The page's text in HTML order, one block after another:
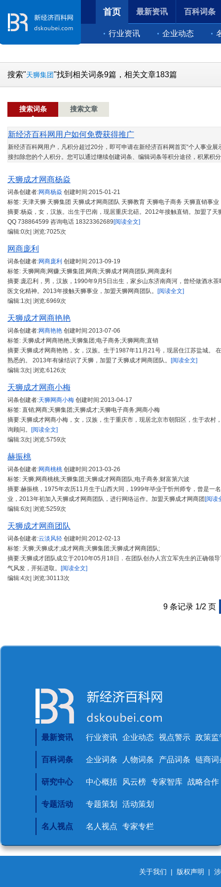
首页
行业资讯 企业动态
最新资讯 百科词条
搜索"天狮集团"找到相关词条9篇，相关文章183篇
搜索词条 搜索文章
新经济百科网用户如何免费获得推广
新经济百科网用户，凡积分超过20分，即可申请在新经济百科网首页“个人事业
接扣除您的个人积分。您可以通过继续创建词条、编辑词条等积分途径，积累积
天狮成才网商杨焱
词条创建者:网商杨焱 创建时间:2015-01-21
标签: 天津天狮 天狮集团 天狮成才网商团队 天狮教育 天狮电子商务 天狮直销事业
摘要:杨焱，女，汉族。出生于巴南，现居重庆北碚。2012年接触直销。加盟了
QQ 738864599 咨询电话 18323362689 [阅读全文]
编辑:0次| 浏览:7025次
网商庞利
词条创建者:网商庞利 创建时间:2013-09-19
标签: 天狮网商;网赚;天狮集团;网商;天狮成才网商团队;网商庞利
摘要:庞忍利，男，汉族，1990年9月5日出生，家乡山东济南商河，曾经做酒水
医文化精神。2013年接触天狮事业，加盟天狮网商团队。
[阅读全文]
编辑:1次| 浏览:6969次
天狮成才网商艳艳
词条创建者:网商艳艳 创建时间:2013-07-06
标签: 天狮成才网商艳艳;天狮集团;电子商务;天狮网商;直销
摘要:天狮成才网商艳艳，女，汉族。生于1987年11月21号，现居住江苏盐城。
熟悉的。 2013年有缘结识了天狮，加盟了天狮成才网商团队。
[阅读全文]
编辑:3次| 浏览:6126次
天狮成才网商小梅
词条创建者:天狮网商小梅 创建时间:2013-04-17
标签: 直销;网商;天狮集团;天狮成才;天狮电子商务;网商小梅
摘要:天狮成才网商小梅，女，汉族，生于重庆市，现居北京市朝阳区，生于农
询顾问。
[阅读全文]
编辑:3次| 浏览:5759次
赫振桃
词条创建者:网商桃桃 创建时间:2013-03-26
标签: 天狮;网商桃桃;天狮集团;天狮成才网商团队;电子商务;财富第六波
摘要:赫振桃，1975年农历11月生于山西大同，1999年毕业于忻州师专，曾是一
业，2013年初加入天狮成才网商团队，进行网络运作。加盟天狮成才网商团 [阅读
编辑:6次| 浏览:5259次
天狮成才网商团队
词条创建者:云淡风轻 创建时间:2012-02-13
标签: 天狮;天狮成才;成才网商;天狮集团;天狮成才网商团队;
摘要:天狮成才团队成立于2010年05月18日．在团队创办人宫立军先生的正确领
气风发，开拓进取。
[阅读全文]
编辑:4次| 浏览:30113次
9 条记录 1/2 页
最新资讯 行业资讯 企业动态 视点警示 政策监
百科词条 企业词条 人物词条 产品词条 链商词
研究中心 中心概括 风云榜 专家智库 战略合作
专题活动 专题策划 活动策划
名人视点 名人视点 专家专栏
关于我们 | 版权声明 |